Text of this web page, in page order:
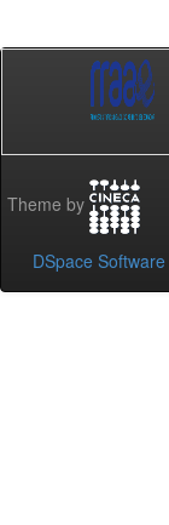
Theme by
DSpace Software